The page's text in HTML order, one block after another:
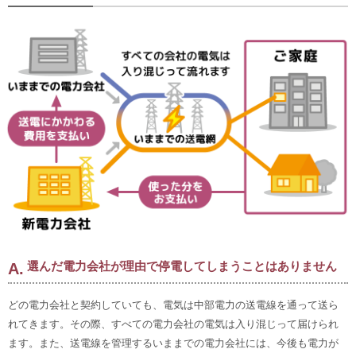
選んだ電力会社が理由で停電してしまうことはありません
どの電力会社と契約していても、電気は中部電力の送電線を通って送ら
れてきます。その際、すべての電力会社の電気は入り混じって届けられ
ます。また、送電線を管理するいままでの電力会社には、今後も電力が